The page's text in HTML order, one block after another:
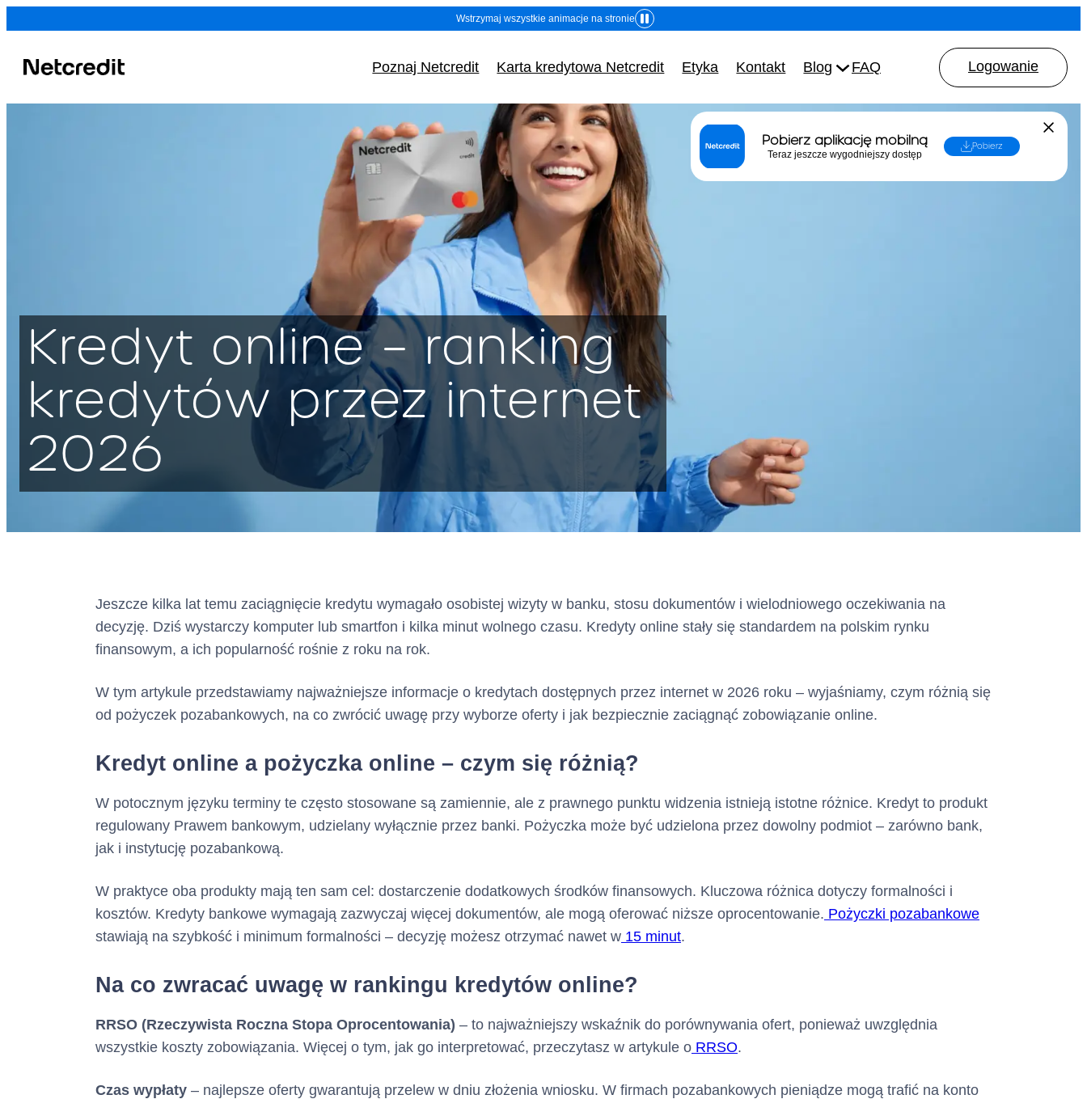
Wstrzymaj wszystkie animacje na stronie
Pobierz aplikację mobilną
Teraz jeszcze wygodniejszy dostęp
Pobierz
Poznaj Netcredit Karta kredytowa Netcredit Etyka Kontakt Blog FAQ Logowanie
Kredyt online – ranking
kredytów przez internet
2026
Jeszcze kilka lat temu zaciągnięcie kredytu wymagało osobistej wizyty w banku, stosu dokumentów i wielodniowego oczekiwania na
decyzję. Dziś wystarczy komputer lub smartfon i kilka minut wolnego czasu. Kredyty online stały się standardem na polskim rynku
finansowym, a ich popularność rośnie z roku na rok.
W tym artykule przedstawiamy najważniejsze informacje o kredytach dostępnych przez internet w 2026 roku – wyjaśniamy, czym różnią się
od pożyczek pozabankowych, na co zwrócić uwagę przy wyborze oferty i jak bezpiecznie zaciągnąć zobowiązanie online.
Kredyt online a pożyczka online – czym się różnią?
W potocznym języku terminy te często stosowane są zamiennie, ale z prawnego punktu widzenia istnieją istotne różnice. Kredyt to produkt
regulowany Prawem bankowym, udzielany wyłącznie przez banki. Pożyczka może być udzielona przez dowolny podmiot – zarówno bank,
jak i instytucję pozabankową.
W praktyce oba produkty mają ten sam cel: dostarczenie dodatkowych środków finansowych. Kluczowa różnica dotyczy formalności i
kosztów. Kredyty bankowe wymagają zazwyczaj więcej dokumentów, ale mogą oferować niższe oprocentowanie. Pożyczki pozabankowe
stawiają na szybkość i minimum formalności – decyzję możesz otrzymać nawet w 15 minut.
Na co zwracać uwagę w rankingu kredytów online?
RRSO (Rzeczywista Roczna Stopa Oprocentowania) – to najważniejszy wskaźnik do porównywania ofert, ponieważ uwzględnia
wszystkie koszty zobowiązania. Więcej o tym, jak go interpretować, przeczytasz w artykule o RRSO.
Czas wypłaty – najlepsze oferty gwarantują przelew w dniu złożenia wniosku. W firmach pozabankowych pieniądze mogą trafić na konto